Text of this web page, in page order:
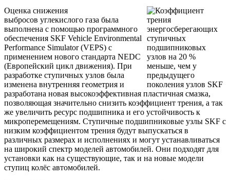
Оценка снижения
выбросов углекислого газа была
выполнена с помощью программного
обеспечения SKF Vehicle Environmental
Performance Simulator (VEPS) с
применением нового стандарта NEDC
(Европейский цикл движения). При
разработке ступичных узлов была
изменена внутренняя геометрия и
разработана новая высокоэффективная пластичная смазка,
позволяющая значительно снизить коэффициент трения, а так
же увеличить ресурс подшипника и его устойчивость к
микроперемещениям. Ступичные подшипниковые узлы SKF с
низким коэффициентом трения будут выпускаться в
различных размерах и исполнениях и могут устанавливаться
на широкий спектр моделей автомобилей. Они подходят для
установки как на существующие, так и на новые модели
ступиц колёс автомобилей.